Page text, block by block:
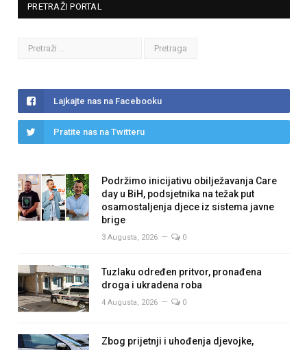
PRETRAŽI PORTAL
Lajkajte nas na Facebooku
Pratite nas na Twitteru
Podržimo inicijativu obilježavanja Care
day u BiH, podsjetnika na težak put
osamostaljenja djece iz sistema javne
brige
3 Augusta, 2026 0
Tuzlaku određen pritvor, pronađena
droga i ukradena roba
4 Augusta, 2026 0
Zbog prijetnji i uhođenja djevojke,